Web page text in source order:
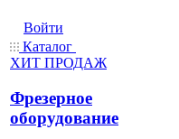
Войти
Каталог
ХИТ ПРОДАЖ
Фрезерное
оборудование